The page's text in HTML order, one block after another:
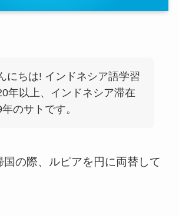
にちは! インドネシア語学習
年以上、インドネシア滞在
のサトです。
の際、ルピアを円に両替して